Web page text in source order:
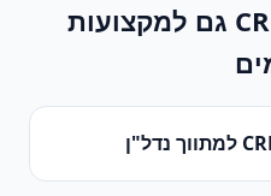
גם למקצועות
למתווך נדל"ן